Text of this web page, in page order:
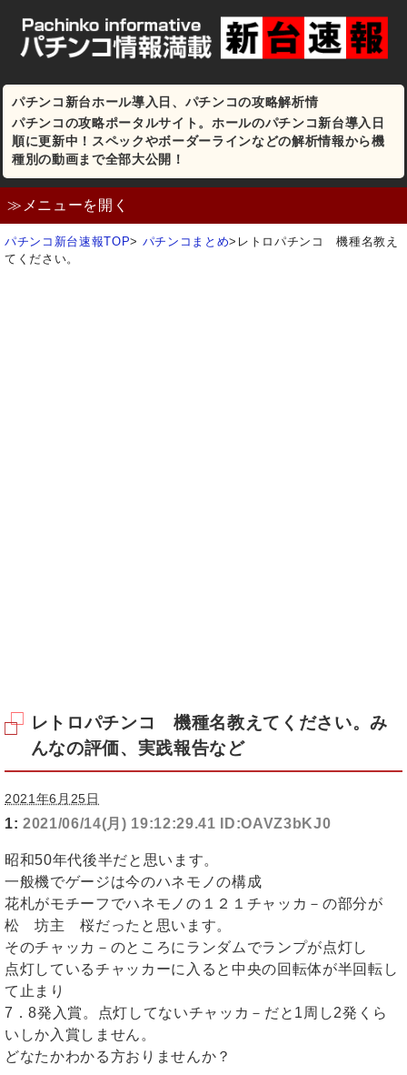
パチンコ新台ホール導入日、パチンコの攻略解析情
パチンコの攻略ポータルサイト。ホールのパチンコ新台導入日
順に更新中！スペックやボーダーラインなどの解析情報から機
種別の動画まで全部大公開！
≫メニューを開く
パチンコ新台速報TOP> パチンコまとめ> レトロパチンコ 機種名教え
てください。
レトロパチンコ 機種名教えてください。み
んなの評価、実践報告など
2021年6月25日
1: 2021/06/14(月) 19:12:29.41 ID:OAVZ3bKJ0
昭和50年代後半だと思います。
一般機でゲージは今のハネモノの構成
花札がモチーフでハネモノの１２１チャッカ－の部分が
松 坊主 桜だったと思います。
そのチャッカ－のところにランダムでランプが点灯し
点灯しているチャッカーに入ると中央の回転体が半回転し
て止まり
7．8発入賞。点灯してないチャッカ－だと1周し2発くら
いしか入賞しません。
どなたかわかる方おりませんか？